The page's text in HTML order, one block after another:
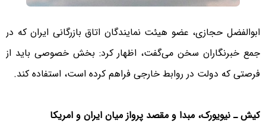
ابوالفضل حجازی، عضو هیئت نمایندگان اتاق بازرگانی ایران که در
جمع خبرنگاران سخن می‌گفت، اظهار کرد: بخش خصوصی باید از
فرصتی که دولت در روابط خارجی فراهم کرده است، استفاده کند.
کیش ـ نیویورک، مبدا و مقصد پرواز میان ایران و امریکا